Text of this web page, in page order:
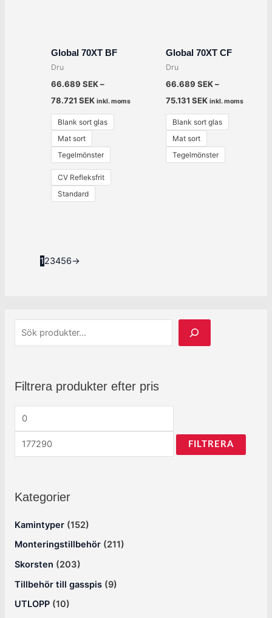
Filtrera produkter efter pris
FILTRERA
Kategorier
Kamintyper (152)
Monteringstillbehör (211)
Skorsten (203)
Tillbehör till gasspis (9)
UTLOPP (10)
Global 70XT BF
Dru
66.689 SEK–
78.721 SEK inkl. moms
Blank sort glas
Mat sort
Tegelmönster
CV Refleksfrit
Standard
Global 70XT CF
Dru
66.689SEK–
75.131SEK inkl. moms
Blank sort glas
Mat sort
Tegelmönster
123456→